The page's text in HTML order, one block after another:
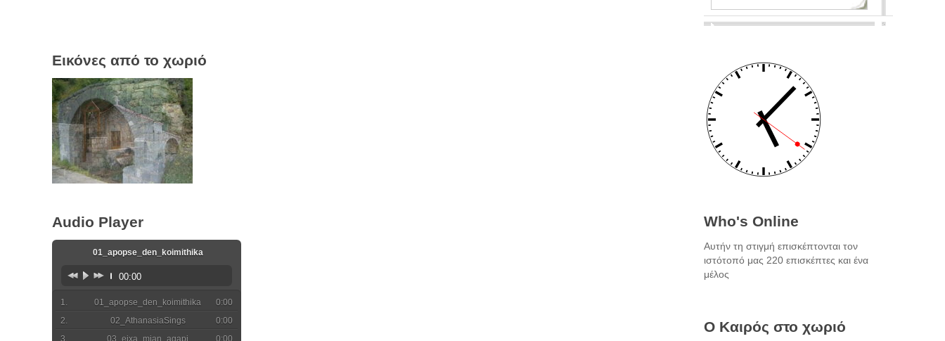
Εικόνες από το χωριό
Audio Player
01_apopse_den_koimithika
00:00
01_apopse_den_koimithika
0:00
02_AthanasiaSings
0:00
03_eixa_mian_agapi
0:00
Who's Online
Αυτήν τη στιγμή επισκέπτονται τον
ιστότοπό μας 220 επισκέπτες και ένα
μέλος
Ο Καιρός στο χωριό